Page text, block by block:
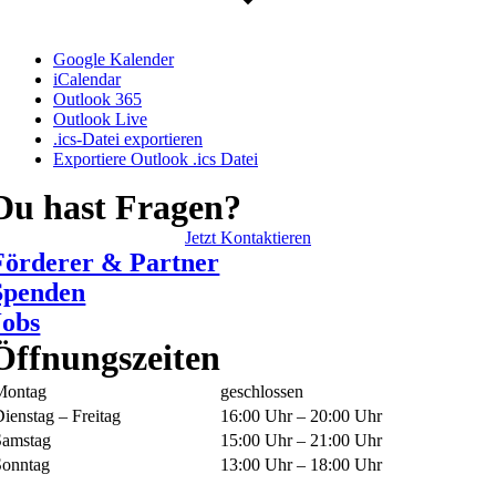
Google Kalender
iCalendar
Outlook 365
Outlook Live
.ics-Datei exportieren
Exportiere Outlook .ics Datei
hast Fragen?
Jetzt Kontaktieren
& Partner
geschlossen
– Freitag
16:00 Uhr – 20:00 Uhr
15:00 Uhr – 21:00 Uhr
13:00 Uhr – 18:00 Uhr